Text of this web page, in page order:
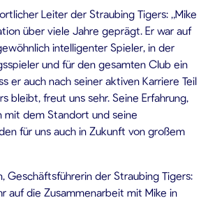
Leiter der Straubing Tigers: „Mike
über viele Jahre geprägt. Er war auf
intelligenter Spieler, in der
und für den gesamten Club ein
er auch nach seiner aktiven Karriere Teil
bleibt, freut uns sehr. Seine Erfahrung,
mit dem Standort und seine
für uns auch in Zukunft von großem
Geschäftsführerin der Straubing Tigers:
auf die Zusammenarbeit mit Mike in